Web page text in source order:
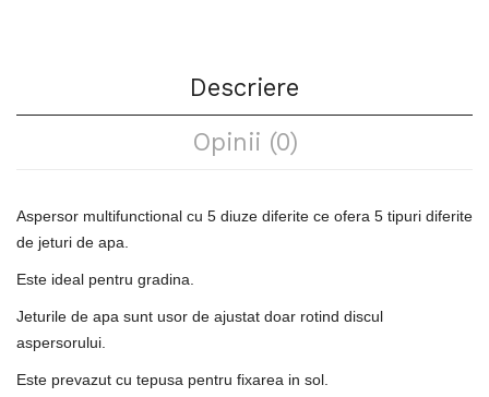
Descriere
Opinii (0)
Aspersor multifunctional cu 5 diuze diferite ce ofera 5 tipuri diferite
de jeturi de apa.
Este ideal pentru gradina.
Jeturile de apa sunt usor de ajustat doar rotind discul
aspersorului.
Este prevazut cu tepusa pentru fixarea in sol.